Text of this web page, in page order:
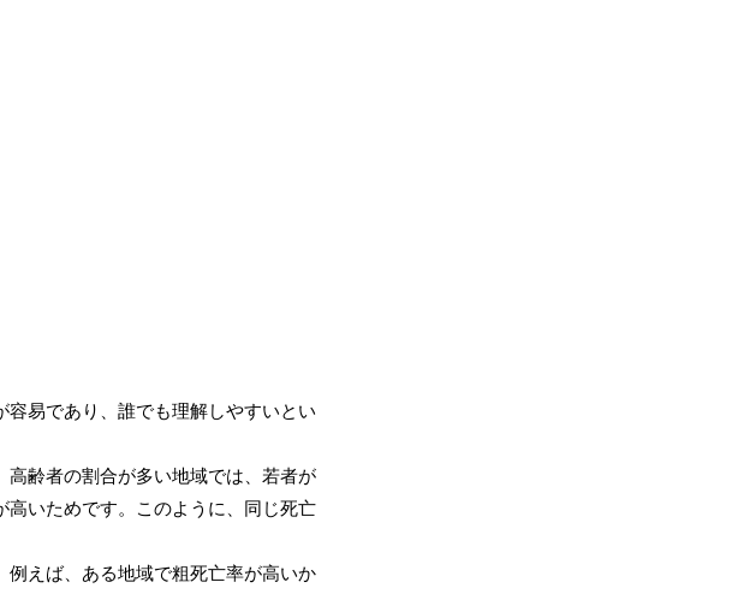
易であり、誰でも理解しやすいとい
高齢者の割合が多い地域では、若者が
いためです。このように、同じ死亡
例えば、ある地域で粗死亡率が高いか